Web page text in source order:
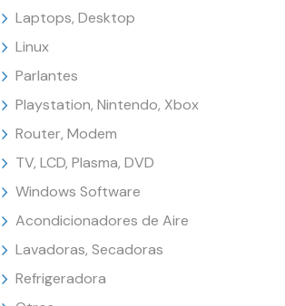
Laptops, Desktop
Linux
Parlantes
Playstation, Nintendo, Xbox
Router, Modem
TV, LCD, Plasma, DVD
Windows Software
Acondicionadores de Aire
Lavadoras, Secadoras
Refrigeradora